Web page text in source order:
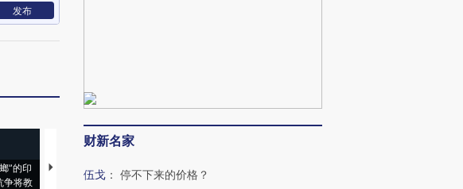
发布
”的印
争将教
视线｜“入侵”还是“人道危
机”？难民潮撕裂西班牙
湖北宜昌局部短时降雨
128毫米 紧急转移近
财新名家
伍戈 ： 停不下来的价格？